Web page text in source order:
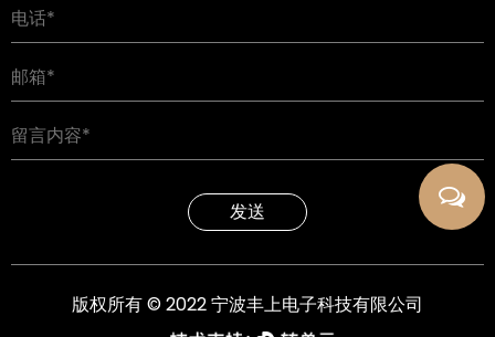
发送
版权所有 © 2022 宁波丰上电子科技有限公司